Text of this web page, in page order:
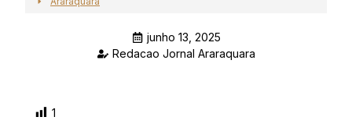
junho 13, 2025
Redacao Jornal Araraquara
1